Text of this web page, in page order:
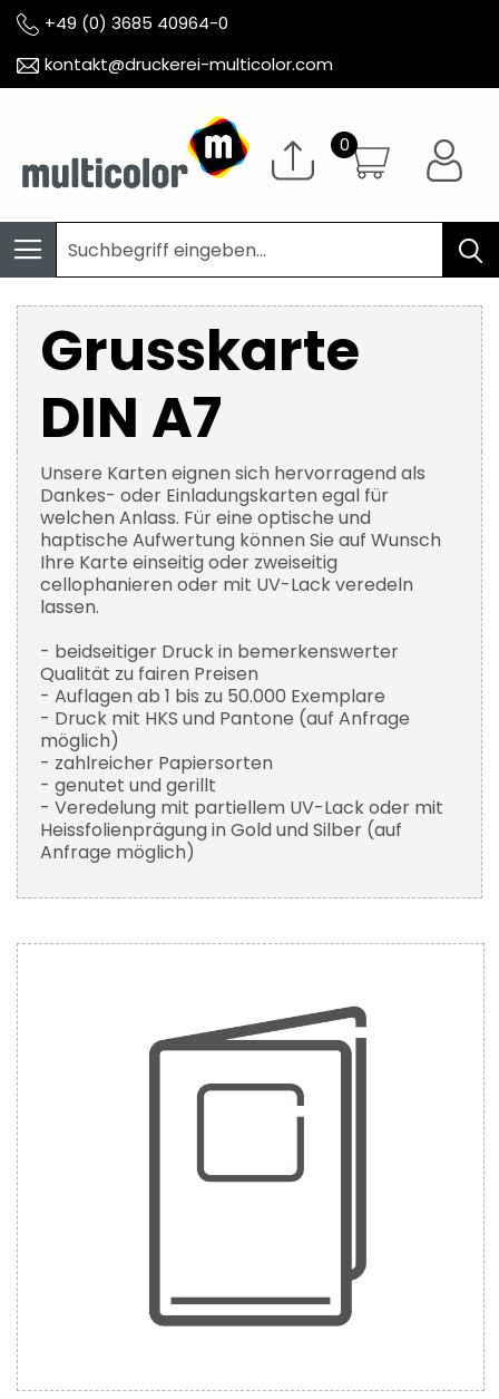
+49 (0) 3685 40964-0
kontakt@druckerei-multicolor.com
Grusskarte
DIN A7
Unsere Karten eignen sich hervorragend als
Dankes- oder Einladungskarten egal für
welchen Anlass. Für eine optische und
haptische Aufwertung können Sie auf Wunsch
Ihre Karte einseitig oder zweiseitig
cellophanieren oder mit UV-Lack veredeln
lassen.
- beidseitiger Druck in bemerkenswerter
Qualität zu fairen Preisen
- Auflagen ab 1 bis zu 50.000 Exemplare
- Druck mit HKS und Pantone (auf Anfrage
möglich)
- zahlreicher Papiersorten
- genutet und gerillt
- Veredelung mit partiellem UV-Lack oder mit
Heissfolienprägung in Gold und Silber (auf
Anfrage möglich)
Zum
Ende
der
Bildergalerie
springen